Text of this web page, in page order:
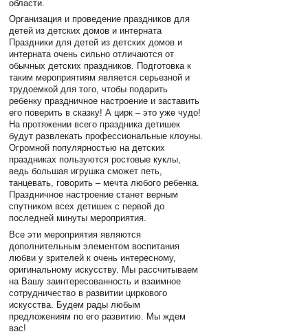
области.
Организация и проведение праздников для
детей из детских домов и интерната
Праздники для детей из детских домов и
интерната очень сильно отличаются от
обычных детских праздников. Подготовка к
таким мероприятиям является серьезной и
трудоемкой для того, чтобы подарить
ребенку праздничное настроение и заставить
его поверить в сказку! А цирк – это уже чудо!
На протяжении всего праздника детишек
будут развлекать профессиональные клоуны.
Огромной популярностью на детских
праздниках пользуются ростовые куклы,
ведь большая игрушка сможет петь,
танцевать, говорить – мечта любого ребенка.
Праздничное настроение станет верным
спутником всех детишек с первой до
последней минуты мероприятия.
Все эти мероприятия являются
дополнительным элементом воспитания
любви у зрителей к очень интересному,
оригинальному искусству. Мы рассчитываем
на Вашу заинтересованность и взаимное
сотрудничество в развитии циркового
искусства. Будем рады любым
предложениям по его развитию. Мы ждем
вас!